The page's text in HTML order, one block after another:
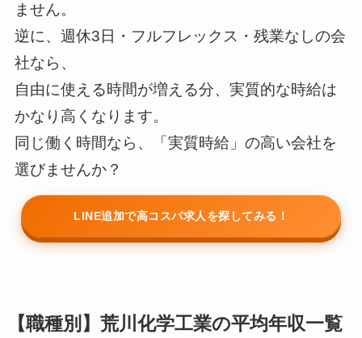
ません。
逆に、週休3日・フルフレックス・残業なしの会
社なら、
自由に使える時間が増える分、実質的な時給は
かなり高くなります。
同じ働く時間なら、「実質時給」の高い会社を
選びませんか？
LINE追加で高コスパ求人を探してみる！
【職種別】荒川化学工業の平均年収一覧